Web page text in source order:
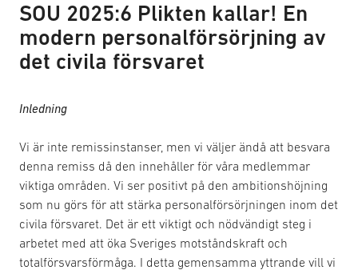
SOU 2025:6 Plikten kallar! En
modern personalförsörjning av
det civila försvaret
Inledning
Vi är inte remissinstanser, men vi väljer ändå att besvara
denna remiss då den innehåller för våra medlemmar
viktiga områden. Vi ser positivt på den ambitionshöjning
som nu görs för att stärka personalförsörjningen inom det
civila försvaret. Det är ett viktigt och nödvändigt steg i
arbetet med att öka Sveriges motståndskraft och
totalförsvarsförmåga. I detta gemensamma yttrande vill vi